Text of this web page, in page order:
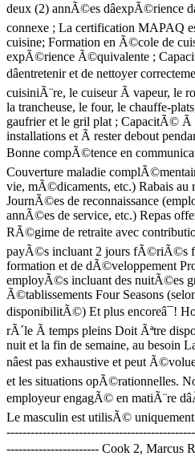
deux (2) annÃ©es dâexpÃ©rience
connexe ; La certification MAPAQ
cuisine; Formation en Ã©cole de
expÃ©rience Ã©quivalente ;
dâentretenir et de nettoyer
cuisiniÃ¨re, le cuiseur Ã vapeur, le
la trancheuse, le four, le chauffe-
gaufrier et le gril plat ; CapacitÃ© Ã
installations et Ã rester debout
Bonne compÃ©tence en
Couverture maladie
vie, mÃ©dicaments, etc.) Rabais au
JournÃ©es de reconnaissance
annÃ©es de service, etc.) Repas
RÃ©gime de retraite avec
payÃ©s incluant 2 jours fÃ©riÃ©s
formation et de dÃ©veloppement
employÃ©s incluant des nuitÃ©es
Ã©tablissements Four Seasons
disponibilitÃ©) Et plus encoreâ¯!
rÃ´le Ã temps pleins Doit Ãªtre
nuit et la fin de semaine, au besoin
nâest pas exhaustive et peut
et les situations opÃ©rationnelles.
employeur engagÃ© en matiÃ¨re
Le masculin est utilisÃ©
----------------------- Cook 2, Marcus